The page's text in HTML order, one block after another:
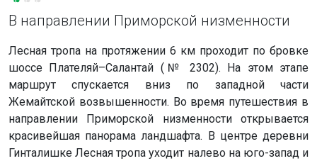
В направлении Приморской низменности
Лесная тропа на протяжении 6 км проходит по бровке
шоссе Плателяй–Салантай (№ 2302). На этом этапе
маршрут спускается вниз по западной части
Жемайтской возвышенности. Во время путешествия в
направлении Приморской низменности открывается
красивейшая панорама ландшафта. В центре деревни
Гинталишке Лесная тропа уходит налево на юго-запад и